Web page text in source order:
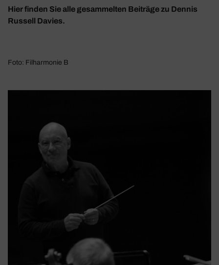
Hier finden Sie alle gesammelten Beiträge zu Dennis
Russell Davies.
Foto: Filharmonie B